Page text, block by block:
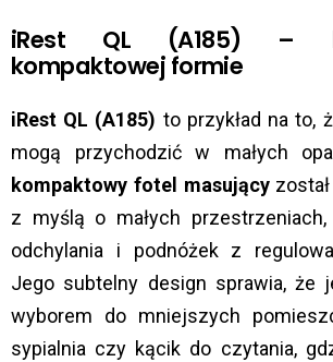
iRest QL (A185) –
kompaktowej formie
iRest QL (A185) to przykład na to,
mogą przychodzić w małych
kompaktowy fotel masujący
z myślą o małych
odchylania i podnóżek z
Jego subtelny design sprawia, że
wyborem do mniejszych
sypialnia czy kącik do czytania,